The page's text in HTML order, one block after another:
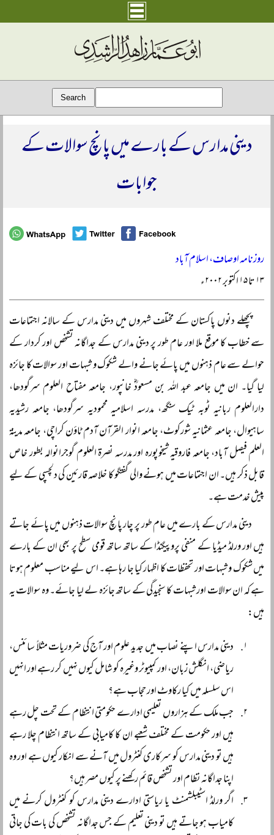
دینی مدارس کے بارے میں پانچ سوالات کے
جوابات
روزنامہ اوصاف، اسلام آباد
۱۳ تا ۱۵ اکتوبر ۲۰۰۲ء
پچھلے دنوں پاکستان کے مختلف شہروں میں دینی مدارس کے سالانہ اجتماعات
سے خطاب کا موقع ملا اور عام طور پر دینی مدارس کے جداگانہ تشخص اور کردار کے
حوالے سے عام ذہنوں میں پائے جانے والے شکوک و شبہات اور سوالات کا جائزہ
لیا گیا۔ ان میں جامعہ عبد اللہ بن مسعودؓ خانپور، جامعہ مفتاح العلوم سرگودھا،
دارالعلوم ربانیہ ٹوبہ ٹیک سنگھ، مدرسہ اسلامیہ محمودیہ سرگودھا، جامعہ رشیدیہ
ساہیوال، جامعہ عثمانیہ شورکوٹ، جامعہ انوار القرآن آدم ٹاؤن کراچی، جامعہ مدینۃ
العلم فیصل آباد، جامعہ فاروقیہ شیخوپورہ اور مدرسہ نصرۃ العلوم گوجرانوالہ بطور خاص
قابل ذکر ہیں۔ ان اجتماعات میں ہونے والی گفتگو کا خلاصہ قارئین کی دلچسپی کے لیے
پیش خدمت ہے۔
دینی مدارس کے بارے میں عام طور پر چار پانچ سوالات ذہنوں میں پائے جاتے
ہیں اور ورلڈ میڈیا کے منفی پروپیگنڈا کے ساتھ ساتھ قومی سطح پر بھی ان کے بارے
میں شکوک و شبہات اور تحفظات کا اظہار کیا جا رہا ہے۔ اس لیے مناسب معلوم ہوتا
ہے کہ ان سوالات اور شبہات کا سنجیدگی کے ساتھ جائزہ لے لیا جائے۔ وہ سوالات یہ
ہیں:
دینی مدارس اپنے نصاب میں جدید علوم اور آج کی ضروریات مثلاً سائنس،
ریاضی، انگلش زبان، اور کمپیوٹر وغیرہ کو شامل کیوں نہیں کر رہے اور انہیں
اس سلسلہ میں کیا رکاوٹ اور حجاب ہے؟
جب ملک کے ہزاروں تعلیمی ادارے حکومتی انتظام کے تحت چل رہے
ہیں اور حکومت کے مختلف شعبے ان کا کامیابی کے ساتھ انتظام چلا رہے
ہیں تو دینی مدارس کو سرکاری کنٹرول میں آنے سے انکار کیوں ہے اور وہ
اپنا جداگانہ نظام اور تشخص قائم رکھنے پر کیوں مصر ہیں؟
اگر ورلڈ اسٹیبلشمنٹ یا ریاستی ادارے دینی مدارس کو کنٹرول کرنے میں
کامیاب ہو جاتے ہیں تو دینی تعلیم کے جس جداگانہ تشخص کی بات کی جاتی